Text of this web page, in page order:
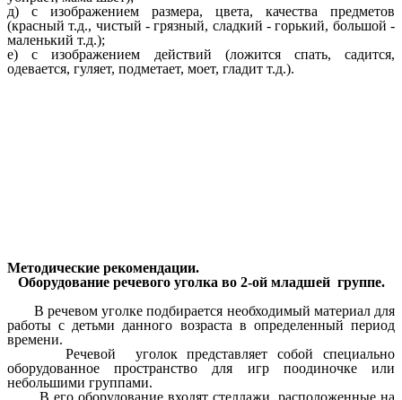
д) с изображением размера, цвета, качества предметов
(красный т.д., чистый - грязный, сладкий - горький, большой -
маленький т.д.);
е) с изображением действий (ложится спать, садится,
одевается, гуляет, подметает, моет, гладит т.д.).
Методические рекомендации.
Оборудование речевого уголка во 2-ой младшей группе.
В речевом уголке подбирается необходимый материал для
работы с детьми данного возраста в определенный период
времени.
Речевой уголок представляет собой специально
оборудованное пространство для игр поодиночке или
небольшими группами.
В его оборудование входят стеллажи, расположенные на